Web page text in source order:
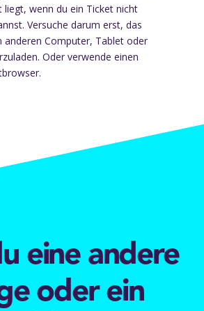
liegt, wenn du ein Ticket nicht
Versuche darum erst, das
anderen Computer, Tablet oder
Oder verwende einen
eine andere
oder ein